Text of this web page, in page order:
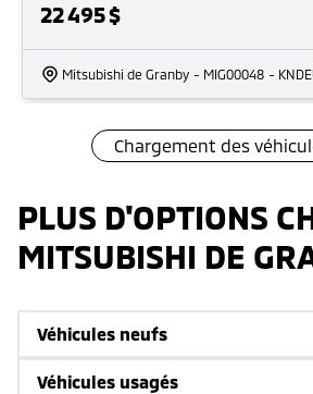
22 495$
Mitsubishi de Granby - MIG00048 -
Chargement des
PLUS D'OPTIONS
MITSUBISHI DE
Véhicules neufs
Véhicules usagés